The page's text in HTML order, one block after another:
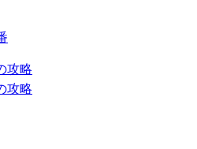
攻略
攻略